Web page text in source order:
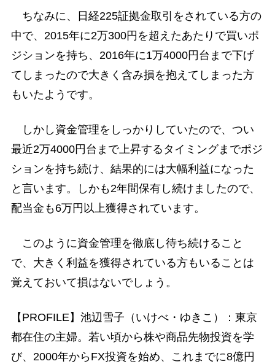
ちなみに、日経225証拠金取引をされている方の
中で、2015年に2万300円を超えたあたりで買いポ
ジションを持ち、2016年に1万4000円台まで下げ
てしまったので大きく含み損を抱えてしまった方
もいたようです。
しかし資金管理をしっかりしていたので、つい
最近2万4000円台まで上昇するタイミングまでポジ
ションを持ち続け、結果的には大幅利益になった
と言います。しかも2年間保有し続けましたので、
配当金も6万円以上獲得されています。
このように資金管理を徹底し待ち続けること
で、大きく利益を獲得されている方もいることは
覚えておいて損はないでしょう。
【PROFILE】池辺雪子（いけべ・ゆきこ）：東京
都在住の主婦。若い頃から株や商品先物投資を学
び、2000年からFX投資を始め、これまでに8億円